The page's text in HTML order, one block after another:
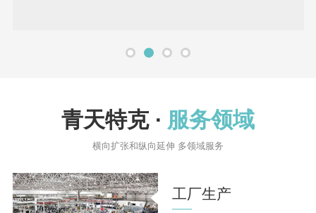
青天特克 · 服务领域
横向扩张和纵向延伸 多领域服务
工厂生产